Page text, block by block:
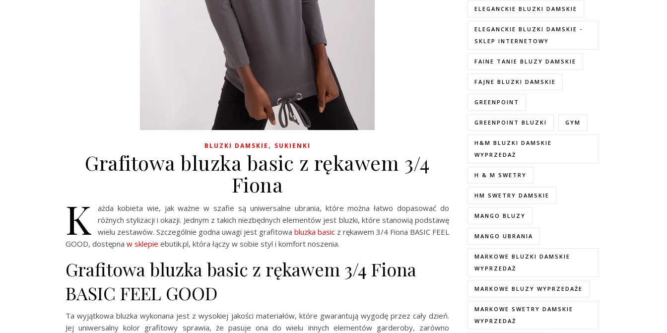
BLUZKI DAMSKIE , SUKIENKI
Grafitowa bluzka basic z rękawem 3/4
Fiona
K
ażda kobieta wie, jak ważne w szafie są uniwersalne ubrania, które można łatwo dopasować do
różnych stylizacji i okazji. Jednym z takich niezbędnych elementów jest bluzki, które stanowią podstawę
wielu zestawów. Szczególnie godna uwagi jest grafitowa bluzka basic z rękawem 3/4 Fiona BASIC FEEL
GOOD, dostępna w sklepie ebutik.pl, która łączy w sobie styl i komfort noszenia.
Grafitowa bluzka basic z rękawem 3/4 Fiona
BASIC FEEL GOOD
Ta wyjątkowa bluzka wykonana jest z wysokiej jakości materiałów, które gwarantują wygodę przez cały dzień.
Jej uniwersalny kolor grafitowy sprawia, że pasuje ona do wielu innych elementów garderoby, zarówno
ELEGANCKIE BLUZKI DAMSKIE
ELEGANCKIE BLUZKI DAMSKIE -
SKLEP INTERNETOWY
FAINE TANIE BLUZY DAMSKIE
FAJNE BLUZKI DAMSKIE
GREENPOINT
GREENPOINT BLUZKI GYM
H&M BLUZKI DAMSKIE
WYPRZEDAŻ
H & M SWETRY
HM SWETRY DAMSKIE
MANGO BLUZY
MANGO UBRANIA
MARKOWE BLUZKI DAMSKIE
WYPRZEDAŻ
MARKOWE BLUZY WYPRZEDAŻE
MARKOWE SWETRY DAMSKIE
WYPRZEDAŻ